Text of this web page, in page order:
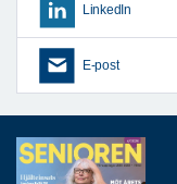
LinkedIn
E-post